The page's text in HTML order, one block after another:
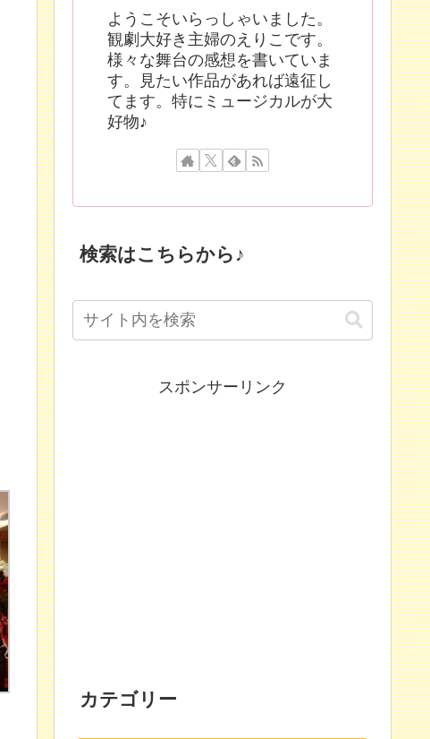
ようこそいらっしゃいました。
観劇大好き主婦のえりこです。
様々な舞台の感想を書いていま
す。見たい作品があれば遠征し
てます。特にミュージカルが大
好物♪
検索はこちらから♪
スポンサーリンク
カテゴリー